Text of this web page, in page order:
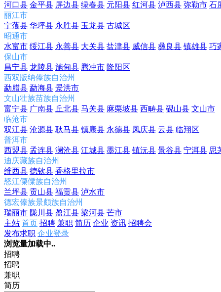
河口县 金平县 屏边县 绿春县 元阳县 红河县 泸西县 弥勒市 石
丽江市
宁蒗县 华坪县 永胜县 玉龙县 古城区
昭通市
水富市 绥江县 永善县 大关县 盐津县 威信县 彝良县 镇雄县 巧
保山市
昌宁县 龙陵县 施甸县 腾冲市 隆阳区
西双版纳傣族自治州
勐腊县 勐海县 景洪市
文山壮族苗族自治州
富宁县 广南县 丘北县 马关县 麻栗坡县 西畴县 砚山县 文山市
临沧市
双江县 沧源县 耿马县 镇康县 永德县 凤庆县 云县 临翔区
普洱市
西盟县 孟连县 澜沧县 江城县 墨江县 镇沅县 景谷县 宁洱县 思
迪庆藏族自治州
维西县 德钦县 香格里拉市
怒江傈僳族自治州
兰坪县 贡山县 福贡县 泸水市
德宏傣族景颇族自治州
瑞丽市 陇川县 盈江县 梁河县 芒市
主站 首页 招聘 兼职 简历 企业 资讯 招聘会
发布求职 企业登录
浏览量加载中..
招聘
招聘
兼职
简历